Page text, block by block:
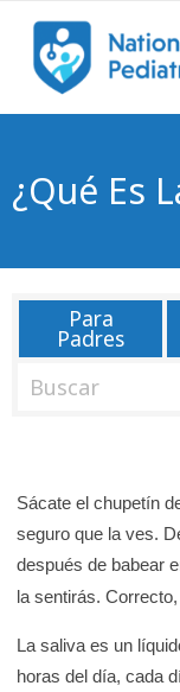
¿Qué Es
Para
Padres
a
r
e
n
a
Sácate el chupetín
seguro que la ves.
después de babear
la sentirás.
La saliva es un
horas del día, cada